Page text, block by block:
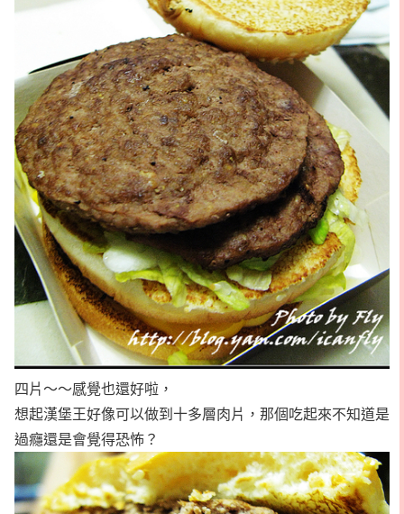
四片～～感覺也還好啦，
想起漢堡王好像可以做到十多層肉片，那個吃起來不知道是
過癮還是會覺得恐怖？